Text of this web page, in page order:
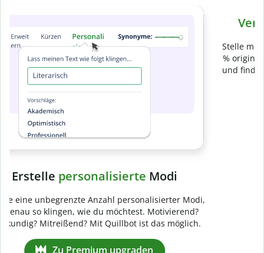
Stelle mit der Plagiatsprüfung sicher, dass dein Text zu 100
% original ist. Analysiere deine Arbeit in Sekundenschnelle
und finde fehlende Quellenangaben in über 100 Sprachen.